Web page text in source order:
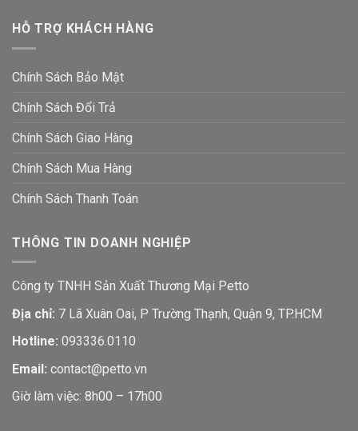
HỖ TRỢ KHÁCH HÀNG
Chính Sách Bảo Mật
Chính Sách Đổi Trả
Chính Sách Giao Hàng
Chính Sách Mua Hàng
Chính Sách Thanh Toán
THÔNG TIN DOANH NGHIỆP
Công ty TNHH Sản Xuất Thương Mại Petto
Địa chỉ: 7 Lã Xuân Oai, P Trường Thạnh, Quận 9, TP.HCM
Hotline: 093336.0110
Email: contact@petto.vn
Giờ làm việc: 8h00 – 17h00